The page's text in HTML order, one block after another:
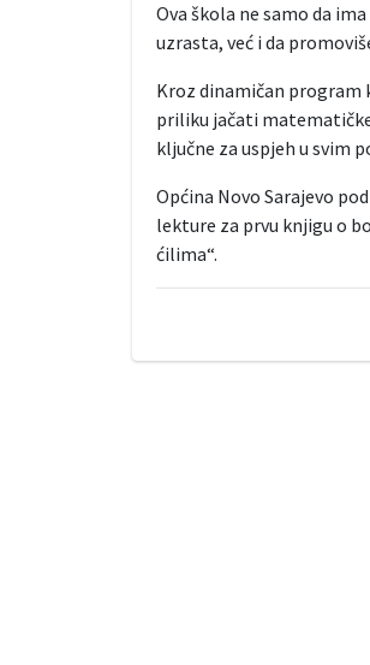
Ova škola ne samo da
uzrasta, već i da
Kroz dinamičan program
priliku jačati
ključne za uspjeh u svim
Općina Novo Sarajevo
lekture za prvu knjigu o
ćilima“.